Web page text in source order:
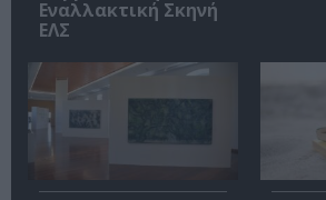
Εναλλακτική Σκηνή
ΕΛΣ